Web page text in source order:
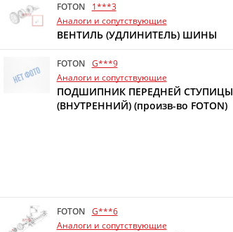
FOTON
1***3
Аналоги и сопутствующие
ВЕНТИЛЬ (УДЛИНИТЕЛЬ) ШИНЫ
FOTON
G***9
Аналоги и сопутствующие
ПОДШИПНИК ПЕРЕДНЕЙ СТУПИЦЫ
(ВНУТРЕННИЙ) (произв-во FOTON)
FOTON
G***6
Аналоги и сопутствующие